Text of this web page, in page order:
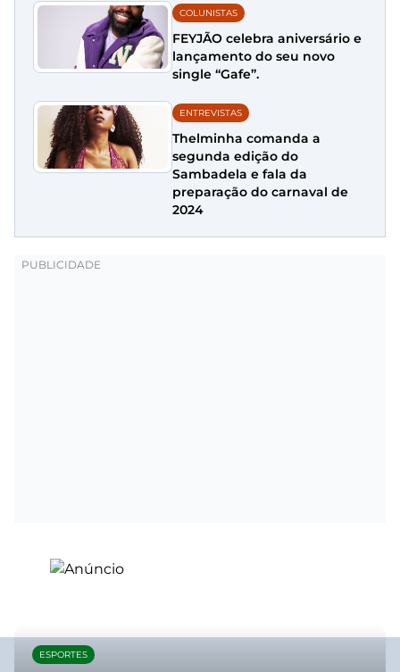
COLUNISTAS
FEYJÃO celebra aniversário e
lançamento do seu novo
single “Gafe”.
ENTREVISTAS
Thelminha comanda a
segunda edição do
Sambadela e fala da
preparação do carnaval de
2024
ESPORTES